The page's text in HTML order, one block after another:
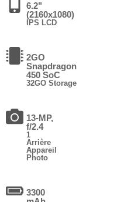
6.2"
(2160x1080)
IPS LCD
2GO
Snapdragon
450 SoC
32GO Storage
13-MP,
f/2.4
1
Arrière
Appareil
Photo
3300